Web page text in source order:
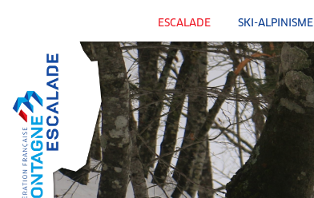
ESCALADE SKI-ALPINISME